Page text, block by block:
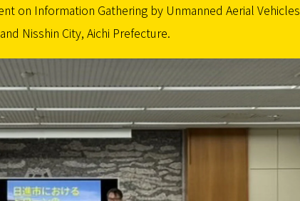
on Information Gathering by Unmanned Aerial Vehicles
Nisshin City, Aichi Prefecture.